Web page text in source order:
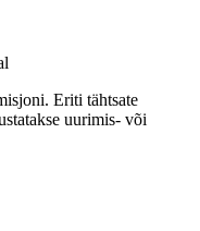
Eriti tähtsate
uurimis- või